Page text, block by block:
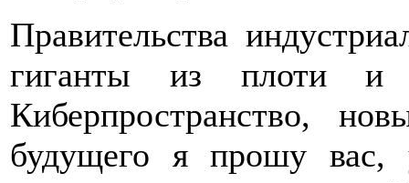
Правительства
гиганты из плоти
Киберпространство,
будущего я прошу